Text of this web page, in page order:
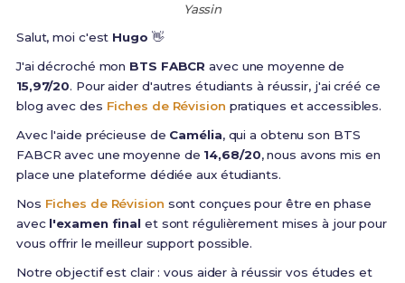
Yassin
Salut, moi c'est Hugo 👋
J'ai décroché mon BTS FABCR avec une moyenne de
15,97/20. Pour aider d'autres étudiants à réussir, j'ai créé ce
blog avec des Fiches de Révision pratiques et accessibles.
Avec l'aide précieuse de Camélia, qui a obtenu son BTS
FABCR avec une moyenne de 14,68/20, nous avons mis en
place une plateforme dédiée aux étudiants.
Nos Fiches de Révision sont conçues pour être en phase
avec l'examen final et sont régulièrement mises à jour pour
vous offrir le meilleur support possible.
Notre objectif est clair : vous aider à réussir vos études et